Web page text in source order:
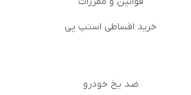
خرید اقساطی اسنپ پی
ضد یخ خودرو